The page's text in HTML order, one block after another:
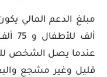
ألف
عندما يصل الشخص
قليل وغير مشجع